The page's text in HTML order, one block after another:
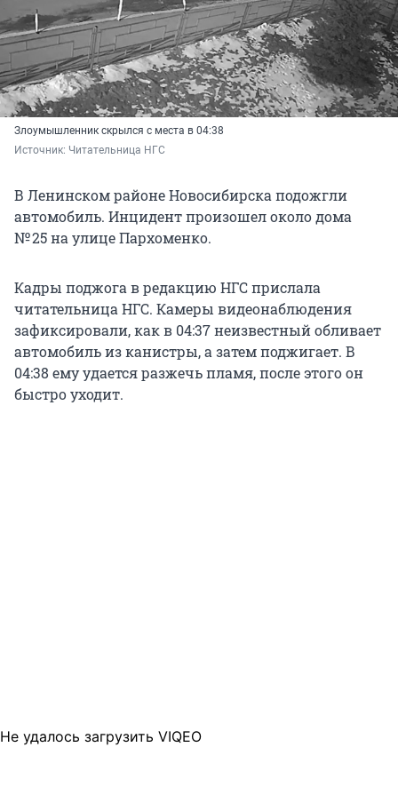
Злоумышленник скрылся с места в 04:38
Источник: Читательница НГС
В Ленинском районе Новосибирска подожгли
автомобиль. Инцидент произошел около дома
№ 25 на улице Пархоменко.
Кадры поджога в редакцию НГС прислала
читательница НГС. Камеры видеонаблюдения
зафиксировали, как в 04:37 неизвестный обливает
автомобиль из канистры, а затем поджигает. В
04:38 ему удается разжечь пламя, после этого он
быстро уходит.
Не удалось загрузить VIQEO